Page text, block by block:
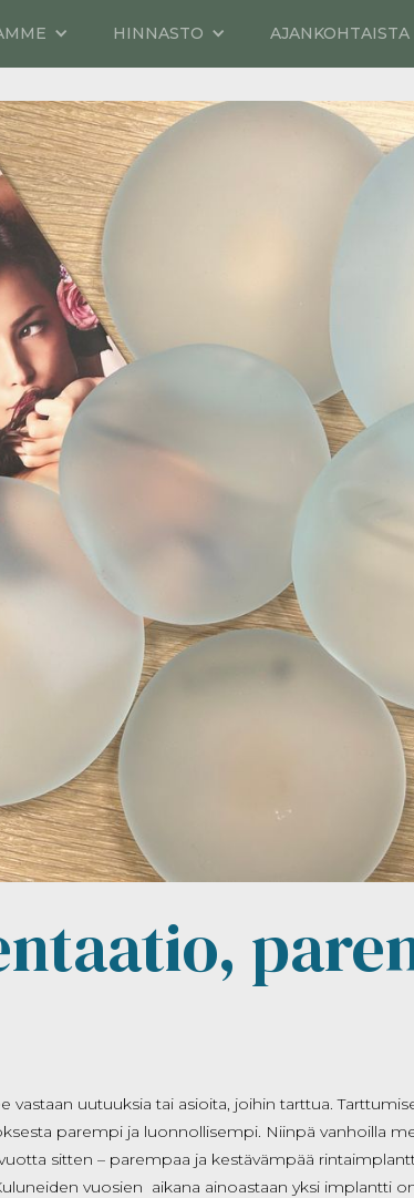
HINNASTO AJANKOHTAISTA
uutuuksia tai asioita, joihin tarttua.
parempi ja luonnollisempi. Niinpä vanhoilla
sitten – parempaa ja kestävämpää
vuosien aikana ainoastaan yksi implantti